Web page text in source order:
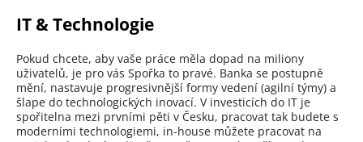
IT & Technologie
Pokud chcete, aby vaše práce měla dopad na miliony
uživatelů, je pro vás Spořka to pravé. Banka se postupně
mění, nastavuje progresivnější formy vedení (agilní týmy) a
šlape do technologických inovací. V investicích do IT je
spořitelna mezi prvními pěti v Česku, pracovat tak budete s
moderními technologiemi, in-house můžete pracovat na